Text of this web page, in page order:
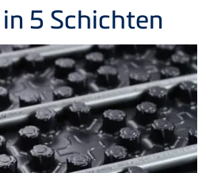
5 Schichten